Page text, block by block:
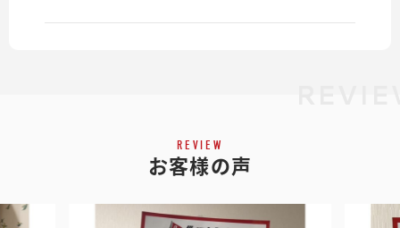
REVIEW
お客様の声